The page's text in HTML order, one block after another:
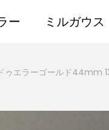
ー ミルガウス
ゥエラーゴールド44mm